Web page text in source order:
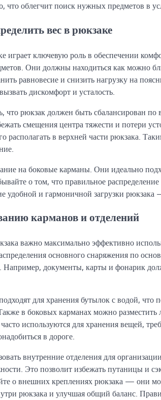
что облегчит поиск нужных предметов в
вес в рюкзаке
играет ключевую роль в обеспечении
Они должны находиться как можно
равновесие и снизить нагрузку на
дискомфорт и усталость.
что рюкзак должен быть сбалансирован
смещения центра тяжести и потери
располагать в верхней части рюкзака.
на боковые карманы. Они идеально
о том, что правильное
удобной и гармоничной загрузки рюкзака
карманов и отделений
важно максимально эффективно
основного снаряжения по
Например, документы, карты и фонарик
для хранения бутылок с водой, что
в боковых карманах можно
используются для хранения вещей,
в дороге.
внутренние отделения для
Это позволит избежать путаницы и
о внешних креплениях рюкзака — они
рюкзака и улучшая общий баланс.